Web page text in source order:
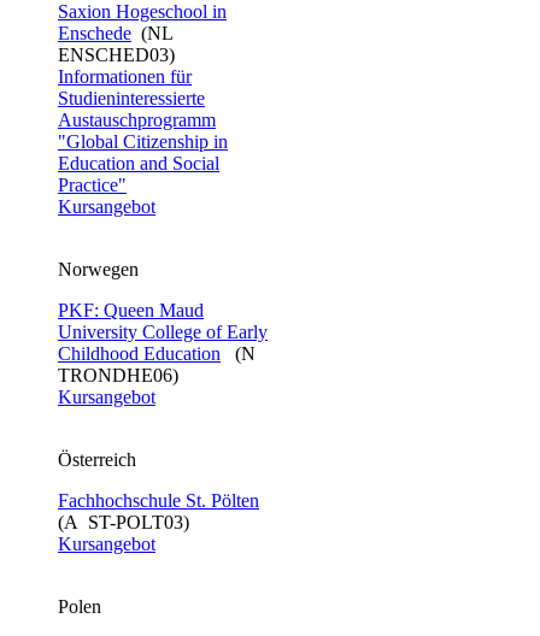
Saxion Hogeschool in
Enschede (NL
ENSCHED03)
Informationen für
Studieninteressierte
Austauschprogramm
"Global Citizenship in
Education and Social
Practice"
Kursangebot
Norwegen
PKF: Queen Maud
University College of Early
Childhood Education (N
TRONDHE06)
Kursangebot
Österreich
Fachhochschule St. Pölten
(A ST-POLT03)
Kursangebot
​Polen